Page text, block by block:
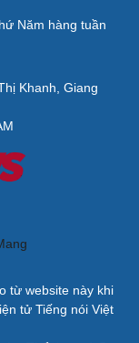
Năm hàng tuần
Khanh, Giang
từ website này khi
tử Tiếng nói Việt